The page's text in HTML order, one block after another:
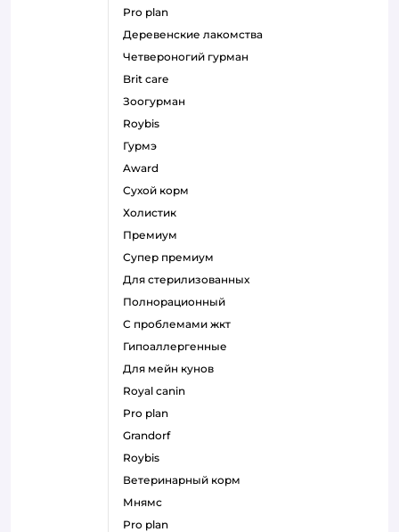
pro plan
деревенские лакомства
четвероногий гурман
brit care
зоогурман
roybis
гурмэ
award
сухой корм
холистик
премиум
супер премиум
для стерилизованных
полнорационный
с проблемами жкт
гипоаллергенные
для мейн кунов
royal canin
pro plan
grandorf
roybis
ветеринарный корм
мнямс
pro plan